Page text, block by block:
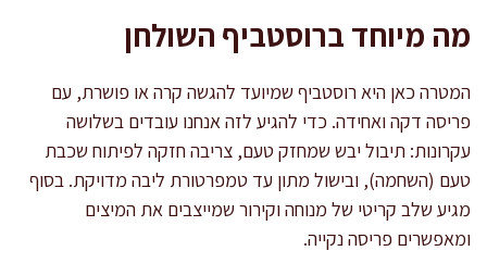
מה מיוחד ברוסטביף השולחן
המטרה כאן היא רוסטביף שמיועד להגשה קרה או פושרת, עם
פריסה דקה ואחידה. כדי להגיע לזה אנחנו עובדים בשלושה
עקרונות: תיבול יבש שמחזק טעם, צריבה חזקה לפיתוח שכבת
טעם (השחמה), ובישול מתון עד טמפרטורת ליבה מדויקת. בסוף
מגיע שלב קריטי של מנוחה וקירור שמייצבים את המיצים
ומאפשרים פריסה נקייה.